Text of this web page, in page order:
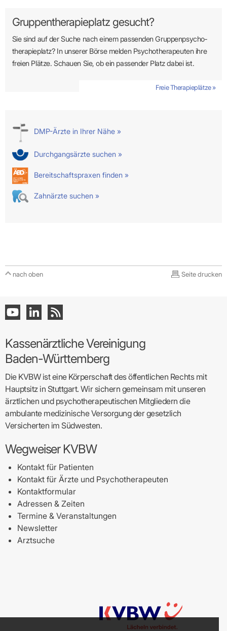
Gruppentherapieplatz gesucht?
Sie sind auf der Suche nach einem passenden Gruppen­psycho­
therapie­platz? In unserer Börse melden Psycho­­thera­­peuten ihre
freien Plätze. Schauen Sie, ob ein passender Platz dabei ist.
Freie Therapieplätze »
DMP-Ärzte in Ihrer Nähe »
Durchgangsärzte suchen »
Bereitschaftspraxen finden »
Zahnärzte suchen »
nach oben Seite drucken
Kassenärztliche Vereinigung
Baden-Württemberg
Die KVBW ist eine Körperschaft des öffentlichen Rechts mit
Hauptsitz in Stuttgart. Wir sichern gemeinsam mit unseren
ärztlichen und psychotherapeutischen Mitgliedern die
ambulante medizinische Versorgung der gesetzlich
Versicherten im Südwesten.
Wegweiser KVBW
Kontakt für Patienten
Kontakt für Ärzte und Psychotherapeuten
Kontaktformular
Adressen & Zeiten
Termine & Veranstaltungen
Newsletter
Arztsuche